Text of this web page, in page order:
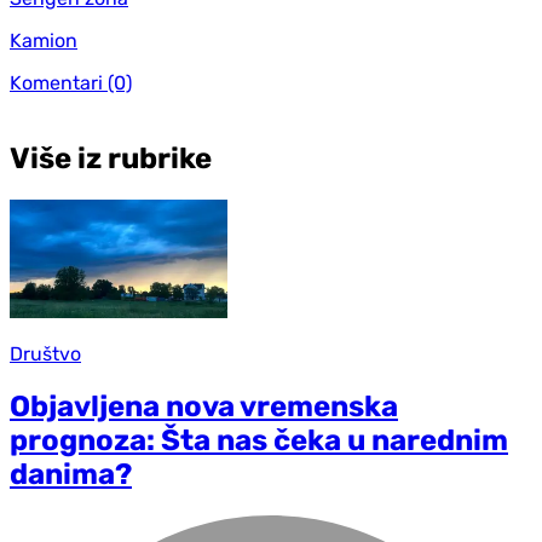
Kamion
Komentari (0)
Više iz rubrike
Društvo
Objavljena nova vremenska
prognoza: Šta nas čeka u narednim
danima?